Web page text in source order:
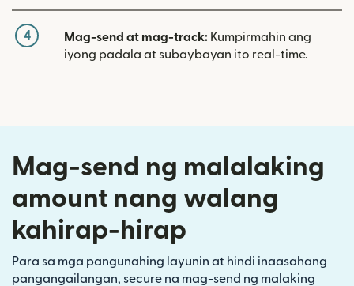
4 Mag-send at mag-track: Kumpirmahin ang
iyong padala at subaybayan ito real-time.
Mag-send ng malalaking
amount nang walang
kahirap-hirap
Para sa mga pangunahing layunin at hindi inaasahang
pangangailangan, secure na mag-send ng malaking